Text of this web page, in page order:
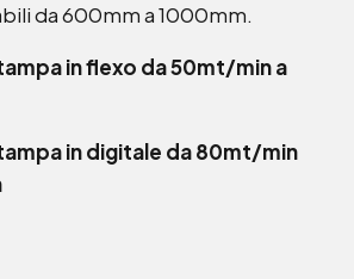
da 600mm a 1000mm.
in flexo da 50mt/min a
in digitale da 80mt/min